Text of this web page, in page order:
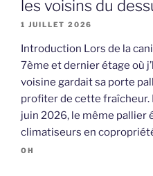
les voisins du
1 JUILLET 2026
Introduction Lors de la
7ème et dernier étage où
voisine gardait sa porte
profiter de cette fraîcheur.
juin 2026, le même pallier
climatiseurs en
OH